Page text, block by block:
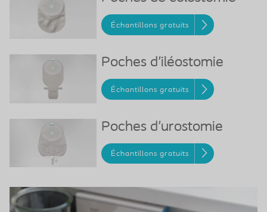
Échantillons gratuits
Poches d'iléostomie
Échantillons gratuits
Poches d'urostomie
Échantillons gratuits